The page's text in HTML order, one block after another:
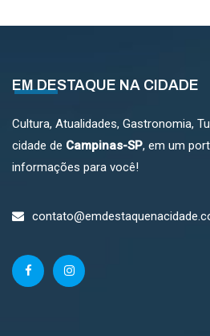
EM DESTAQUE NA CIDADE
Cultura, Atualidades, Gastronomia,
cidade de Campinas-SP, em um
informações para você!